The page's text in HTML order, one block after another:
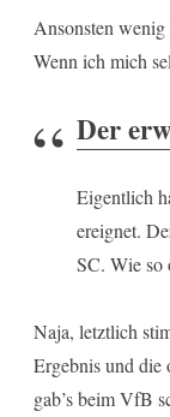
Ansonsten
Wenn ich mich
Der
Eigentlich
ereignet.
SC. Wie so
Naja, letztlich
Ergebnis und die
gab’s beim VfB